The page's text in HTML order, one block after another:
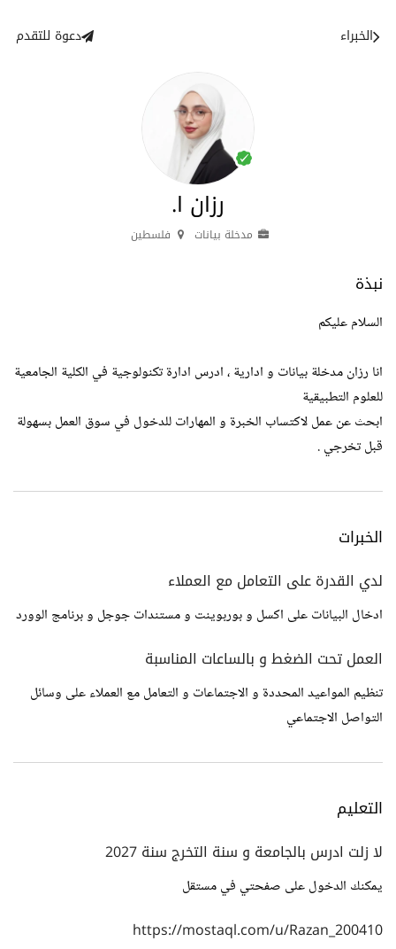
الخبراء دعوة للتقدم
رزان ا.
مدخلة بيانات فلسطين
نبذة
السلام عليكم
انا رزان مدخلة بيانات و ادارية ، ادرس ادارة تكنولوجية في الكلية الجامعية
للعلوم التطبيقية
ابحث عن عمل لاكتساب الخبرة و المهارات للدخول في سوق العمل بسهولة
قبل تخرجي .
الخبرات
لدي القدرة على التعامل مع العملاء
ادخال البيانات على اكسل و بوربوينت و مستندات جوجل و برنامج الوورد
العمل تحت الضغط و بالساعات المناسبة
تنظيم المواعيد المحددة و الاجتماعات و التعامل مع العملاء على وسائل
التواصل الاجتماعي
التعليم
لا زلت ادرس بالجامعة و سنة التخرج سنة 2027
يمكنك الدخول على صفحتي في مستقل
https://mostaql.com/u/Razan_200410